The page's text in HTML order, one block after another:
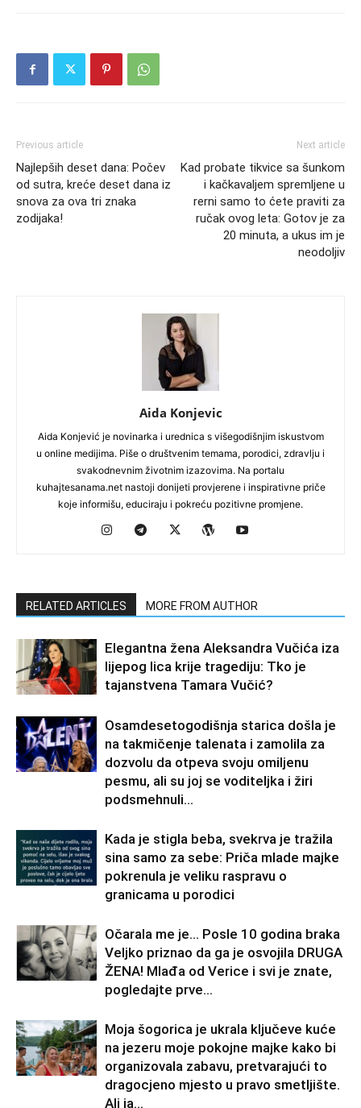
Previous article
Najlepših deset dana: Počev
od sutra, kreće deset dana iz
snova za ova tri znaka
zodijaka!
Next article
Kad probate tikvice sa šunkom
i kačkavaljem spremljene u
rerni samo to ćete praviti za
ručak ovog leta: Gotov je za
20 minuta, a ukus im je
neodoljiv
Aida Konjevic
Aida Konjević je novinarka i urednica s višegodišnjim iskustvom
u online medijima. Piše o društvenim temama, porodici, zdravlju i
svakodnevnim životnim izazovima. Na portalu
kuhajtesanama.net nastoji donijeti provjerene i inspirativne priče
koje informišu, educiraju i pokreću pozitivne promjene.
RELATED ARTICLES MORE FROM AUTHOR
Elegantna žena Aleksandra Vučića iza
lijepog lica krije tragediju: Tko je
tajanstvena Tamara Vučić?
Osamdesetogodišnja starica došla je
na takmičenje talenata i zamolila za
dozvolu da otpeva svoju omiljenu
pesmu, ali su joj se voditeljka i žiri
podsmehnuli...
Kada je stigla beba, svekrva je tražila
sina samo za sebe: Priča mlade majke
pokrenula je veliku raspravu o
granicama u porodici
Očarala me je… Posle 10 godina braka
Veljko priznao da ga je osvojila DRUGA
ŽENA! Mlađa od Verice i svi je znate,
pogledajte prve...
Moja šogorica je ukrala ključeve kuće
na jezeru moje pokojne majke kako bi
organizovala zabavu, pretvarajući to
dragocjeno mjesto u pravo smetljište.
Ali ja...